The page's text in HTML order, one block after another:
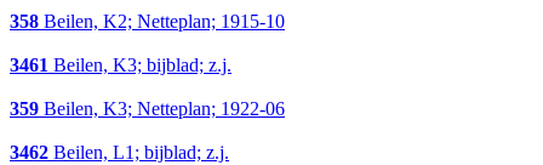
358 Beilen, K2; Netteplan; 1915-10
3461 Beilen, K3; bijblad; z.j.
359 Beilen, K3; Netteplan; 1922-06
3462 Beilen, L1; bijblad; z.j.